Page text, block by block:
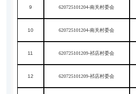
9 620725101204-南关村委会
10 620725101204-南关村委会
11 620725101209-祁店村委会
12 620725101209-祁店村委会